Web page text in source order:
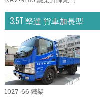
3.5T 堅達 貨車加長型
1027-66 鐵架